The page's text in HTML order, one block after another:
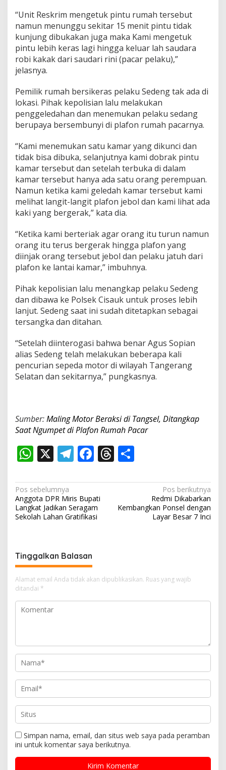
g
a
p
a
g
u
m
p
e
d
i
P
l
a
f
o
n
u
m
a
h
P
c
a
r
“Unit Reskrim mengetuk pintu rumah tersebut
namun menunggu sekitar 15 menit pintu tidak
kunjung dibukakan juga maka Kami mengetuk
pintu lebih keras lagi hingga keluar lah saudara
robi kakak dari saudari rini (pacar pelaku),”
jelasnya.
Pemilik rumah bersikeras pelaku Sedeng tak ada di
lokasi. Pihak kepolisian lalu melakukan
penggeledahan dan menemukan pelaku sedang
berupaya bersembunyi di plafon rumah pacarnya.
“Kami menemukan satu kamar yang dikunci dan
tidak bisa dibuka, selanjutnya kami dobrak pintu
kamar tersebut dan setelah terbuka di dalam
kamar tersebut hanya ada satu orang perempuan.
Namun ketika kami geledah kamar tersebut kami
melihat langit-langit plafon jebol dan kami lihat ada
kaki yang bergerak,” kata dia.
“Ketika kami berteriak agar orang itu turun namun
orang itu terus bergerak hingga plafon yang
diinjak orang tersebut jebol dan pelaku jatuh dari
plafon ke lantai kamar,” imbuhnya.
Pihak kepolisian lalu menangkap pelaku Sedeng
dan dibawa ke Polsek Cisauk untuk proses lebih
lanjut. Sedeng saat ini sudah ditetapkan sebagai
tersangka dan ditahan.
“Setelah diinterogasi bahwa benar Agus Sopian
alias Sedeng telah melakukan beberapa kali
pencurian sepeda motor di wilayah Tangerang
Selatan dan sekitarnya,” pungkasnya.
Sumber:Maling Motor Beraksi di Tangsel, Ditangkap
Saat Ngumpet di Plafon Rumah Pacar
W
at
s
A
p
X T
e
gr
a
F
e
b
o
T
re
a
ar
e
N
a
v
g
a
s
i
p
Pos sebelumnya
Anggota DPR Miris Bupati
Langkat Jadikan Seragam
Sekolah Lahan Gratifikasi
Pos berikutnya
Redmi Dikabarkan
Kembangkan Ponsel dengan
Layar Besar 7 Inci
Tinggalkan Balasan
Alamat email Anda tidak akan dipublikasikan. Ruas yang wajib
ditandai *
Simpan nama, email, dan situs web saya pada peramban
ini untuk komentar saya berikutnya.